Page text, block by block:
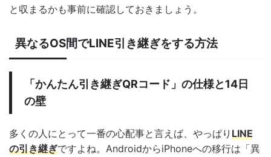
と収まるかも事前に確認しておきましょう。
異なるOS間でLINE引き継ぎをする方法
「かんたん引き継ぎQRコード」の仕様と14日
の壁
多くの人にとって一番の心配事と言えば、やっぱり LINE
の引き継ぎですよね。AndroidからiPhoneへの移行は「異